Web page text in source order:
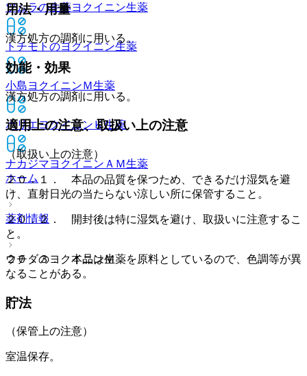
ツムラの生薬ヨクイニン生薬
トチモトのヨクイニン生薬
小島ヨクイニンＭ生薬
ホリエヨクイニンＫ生薬
ナカジマヨクイニンＡＭ生薬
ホーム
薬剤情報
ウチダのヨクイニンＭ
用法・用量
漢方処方の調剤に用いる。
効能・効果
漢方処方の調剤に用いる。
適用上の注意、取扱い上の注意
（取扱い上の注意）
２０．１． 本品の品質を保つため、できるだけ湿気を避
け、直射日光の当たらない涼しい所に保管すること。
２０．２． 開封後は特に湿気を避け、取扱いに注意するこ
と。
２０．３． 本品は生薬を原料としているので、色調等が異
なることがある。
貯法
（保管上の注意）
室温保存。